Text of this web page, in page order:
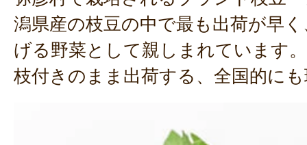
潟県産の枝豆の中で最も出荷が早
げる野菜として親しまれています
枝付きのまま出荷する、全国的に